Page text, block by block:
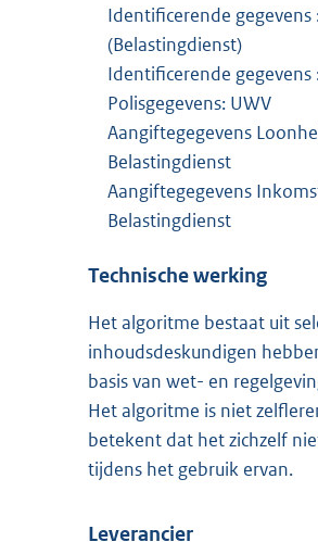
Identificerende gegevens
(Belastingdienst)
Identificerende gegevens
Polisgegevens: UWV
Aangiftegegevens
Belastingdienst
Aangiftegegevens
Belastingdienst
Technische werking
Het algoritme bestaat uit
inhoudsdeskundigen
basis van wet- en
Het algoritme is niet
betekent dat het zichzelf
tijdens het gebruik ervan.
Leverancier